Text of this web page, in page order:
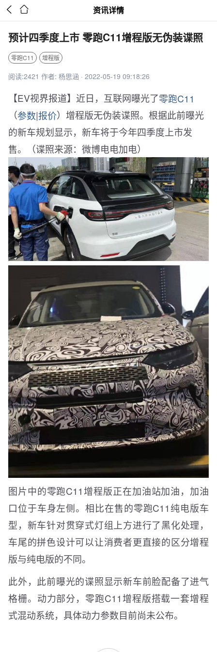
  资讯详情
预计四季度上市 零跑C11增程版无伪装谍照
零跑C11 增程版
阅读:2421 作者: 杨思涵 · 2022-05-19 09:18:26
【EV视界报道】近日，互联网曝光了零跑C11
（参数|报价）增程版无伪装谍照。根据此前曝光
的新车规划显示，新车将于今年四季度上市发
售。（谍照来源：微博电电加电）
图片中的零跑C11增程版正在加油站加油，加油
口位于车身左侧。相比在售的零跑C11纯电版车
型，新车针对贯穿式灯组上方进行了黑化处理，
车尾的拼色设计可以让消费者更直接的区分增程
版与纯电版的不同。
此外，此前曝光的谍照显示新车前脸配备了进气
格栅。动力部分，零跑C11增程版搭载一套增程
式混动系统，具体动力参数目前尚未公布。